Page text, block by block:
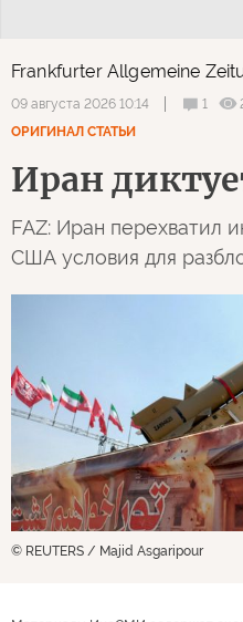
Frankfurter Allgemeine
09 августа 2026 10:14 1
ОРИГИНАЛ СТАТЬИ
Иран
FAZ: Иран перехватил
США условия для
© REUTERS / Majid Asgaripour